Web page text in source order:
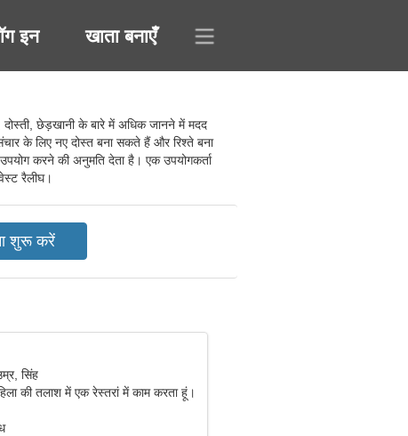
इन खाता बनाएँ
छेड़खानी के बारे में अधिक जानने में मदद
के लिए नए दोस्त बना सकते हैं और रिश्ते बना
करने की अनुमति देता है। एक उपयोगकर्ता
रैलीघ।
सिंह
की तलाश में एक रेस्तरां में काम करता हूं।